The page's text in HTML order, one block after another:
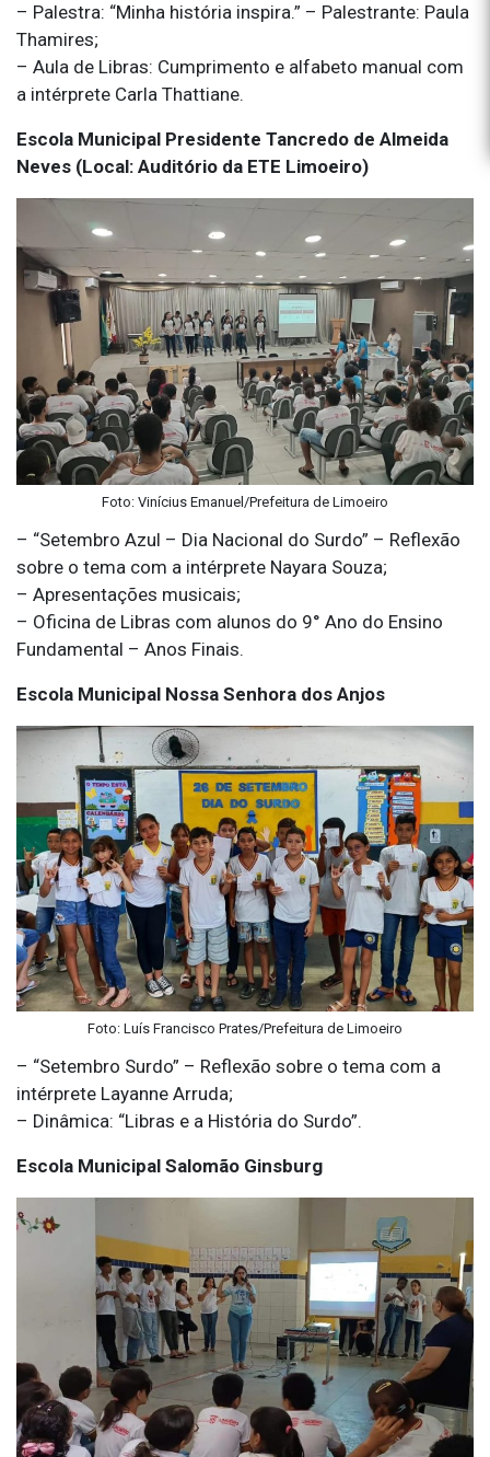
– Palestra: “Minha história inspira.” – Palestrante: Paula
Thamires;
– Aula de Libras: Cumprimento e alfabeto manual com
a intérprete Carla Thattiane.
Escola Municipal Presidente Tancredo de Almeida
Neves (Local: Auditório da ETE Limoeiro)
Foto: Vinícius Emanuel/Prefeitura de Limoeiro
– “Setembro Azul – Dia Nacional do Surdo” – Reflexão
sobre o tema com a intérprete Nayara Souza;
– Apresentações musicais;
– Oficina de Libras com alunos do 9° Ano do Ensino
Fundamental – Anos Finais.
Escola Municipal Nossa Senhora dos Anjos
Foto: Luís Francisco Prates/Prefeitura de Limoeiro
– “Setembro Surdo” – Reflexão sobre o tema com a
intérprete Layanne Arruda;
– Dinâmica: “Libras e a História do Surdo”.
Escola Municipal Salomão Ginsburg